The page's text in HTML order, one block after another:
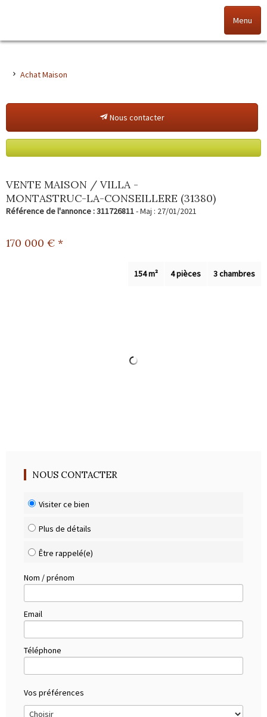
Menu
Vendez votre bien
Alerte immo
Gestion
Achat Maison
Nous contacter
VENTE MAISON / VILLA -
MONTASTRUC-LA-CONSEILLERE (31380)
Référence de l'annonce : 311726811- Maj : 27/01/2021
170 000 € *
3 chambres
4 pièces
154 m²
NOUS CONTACTER
Visiter ce bien
Plus de détails
Être rappelé(e)
Nom / prénom
Email
Téléphone
Vos préférences